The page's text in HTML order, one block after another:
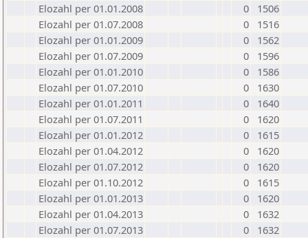
Elozahl per 01.01.2008
0
1506
Elozahl per 01.07.2008
0
1516
Elozahl per 01.01.2009
0
1562
Elozahl per 01.07.2009
0
1596
Elozahl per 01.01.2010
0
1586
Elozahl per 01.07.2010
0
1630
Elozahl per 01.01.2011
0
1640
Elozahl per 01.07.2011
0
1620
Elozahl per 01.01.2012
0
1615
Elozahl per 01.04.2012
0
1620
Elozahl per 01.07.2012
0
1620
Elozahl per 01.10.2012
0
1615
Elozahl per 01.01.2013
0
1620
Elozahl per 01.04.2013
0
1632
Elozahl per 01.07.2013
0
1632